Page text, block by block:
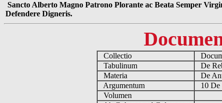
Sancto Alberto Magno Patrono Plorante ac Beata Semper
Defendere Digneris.
Collectio
Tabulinum
De
Materia
De
Argumentum
10 De
Volumen